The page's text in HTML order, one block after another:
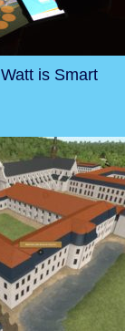
Watt is Smart